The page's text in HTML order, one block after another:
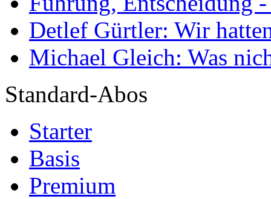
Detlef Gürtler: Wir
Michael Gleich: Was
Standard-Abos
Starter
Basis
Premium